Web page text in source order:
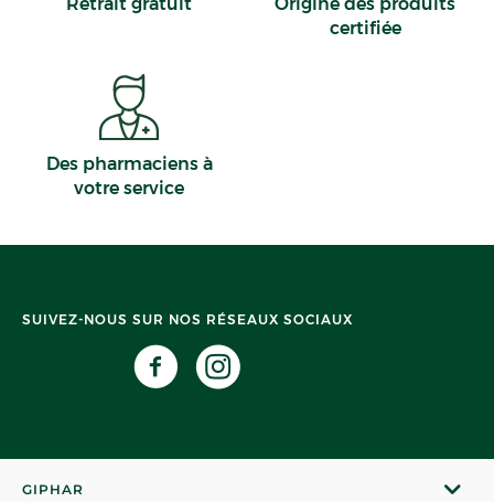
certifiée
Des pharmaciens à
votre service
SUIVEZ-NOUS SUR NOS RÉSEAUX SOCIAUX
GIPHAR